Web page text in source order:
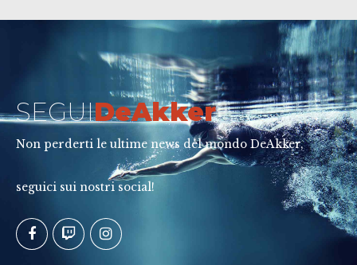
SEGUIDeAkker
Non perderti le ultime news del mondo DeAkker,
seguici sui nostri social!